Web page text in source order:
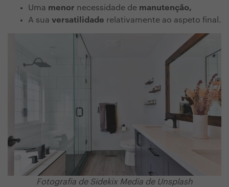
Uma menor necessidade de manutenção,
A sua versatilidade relativamente ao aspeto final.
Fotografia de Sidekix Media de Unsplash